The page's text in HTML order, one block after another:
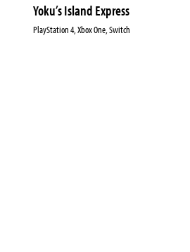
Yoku’s Island Express
PlayStation 4, Xbox One, Switch